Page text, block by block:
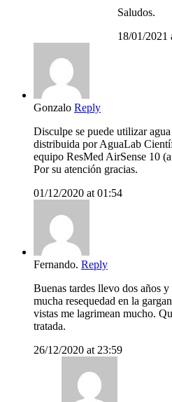
Saludos.
18/01/2021
Gonzalo Reply
Disculpe se puede utilizar
distribuida por AguaLab
equipo ResMed AirSense 10
Por su atención gracias.
01/12/2020 at 01:54
Fernando. Reply
Buenas tardes llevo dos años
mucha resequedad en la
vistas me lagrimean mucho.
tratada.
26/12/2020 at 23:59